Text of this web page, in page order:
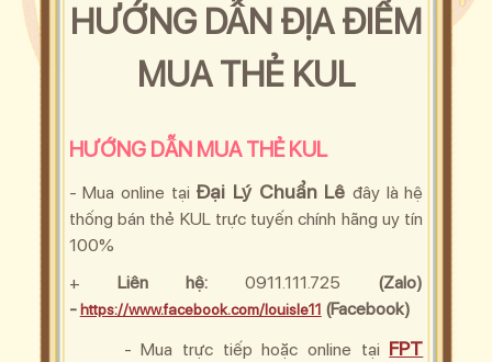
HƯỚNG DẪN ĐỊA ĐIỂM
MUA THẺ KUL
HƯỚNG DẪN MUA THẺ KUL
- Mua online tại Đại Lý Chuẩn Lê đây là hệ
thống bán thẻ KUL trực tuyến chính hãng uy tín
100%
+ Liên hệ: 0911.111.725 (Zalo)
- https://www.facebook.com/louisle11 (Facebook)
- Mua trực tiếp hoặc online tại FPT